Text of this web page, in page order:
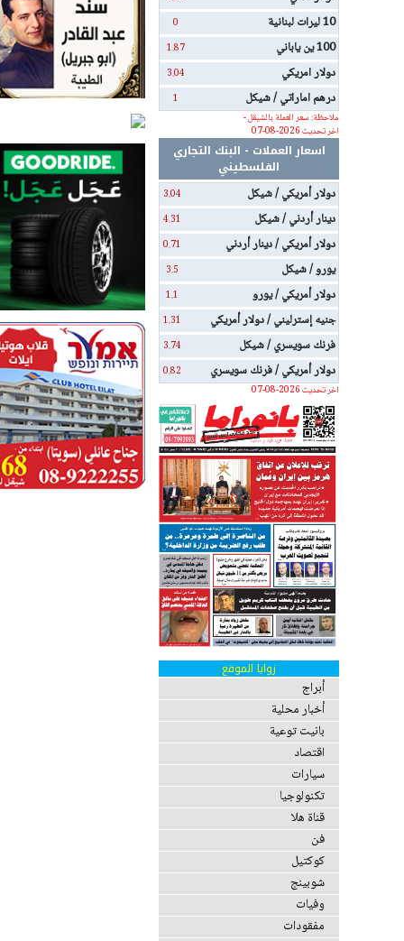
10 ليرات لبنانية 0
100 ين ياباني 1.87
دولار امريكي 3.04
درهم اماراتي / شيكل
1
ملاحظة: سعر العملة بالشيقل -
اخر تحديث 2026-08-07
اسعار العملات - البنك التجاري
الفلسطيني
دولار أمريكي / شيكل
3.04
دينار أردني / شيكل 4.31
دولار أمريكي / دينار أردني 0.71
يورو / شيكل 3.5
دولار أمريكي / يورو 1.1
جنيه إسترليني / دولار أمريكي 1.31
فرنك سويسري / شيكل 3.74
دولار أمريكي / فرنك سويسري
0.82
اخر تحديث 2026-08-07
زوايا الموقع
أبراج
أخبار محلية
بانيت توعية
اقتصاد
سيارات
تكنولوجيا
قناة هلا
فن
كوكتيل
شوبينج
وفيات
مفقودات